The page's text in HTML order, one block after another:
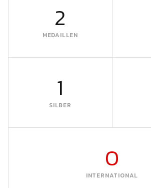
2
MEDAILLEN
1
SILBER
0
INTERNATIONAL